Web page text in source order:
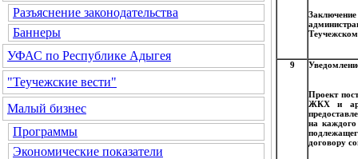
Разъяснение законодательства
Баннеры
УФАС по Республике Адыгея
"Теучежские вести"
Малый бизнес
Программы
Экономические показатели
9
Проект
ЖКХ и
на каждого
договору